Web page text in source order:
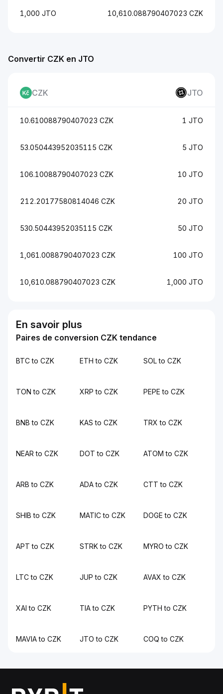
1,000 JTO 10,610.088790407023 CZK
Convertir CZK en JTO
CZK JTO
10.610088790407023 CZK 1 JTO
53.050443952035115 CZK 5 JTO
106.10088790407023 CZK 10 JTO
212.20177580814046 CZK 20 JTO
530.50443952035115 CZK 50 JTO
1,061.0088790407023 CZK 100 JTO
10,610.088790407023 CZK 1,000 JTO
En savoir plus
Paires de conversion CZK tendance
BTC to CZK ETH to CZK SOL to CZK
TON to CZK XRP to CZK PEPE to CZK
BNB to CZK KAS to CZK TRX to CZK
NEAR to CZK DOT to CZK ATOM to CZK
ARB to CZK ADA to CZK CTT to CZK
SHIB to CZK MATIC to CZK DOGE to CZK
APT to CZK STRK to CZK MYRO to CZK
LTC to CZK JUP to CZK AVAX to CZK
XAI to CZK TIA to CZK PYTH to CZK
MAVIA to CZK JTO to CZK COQ to CZK